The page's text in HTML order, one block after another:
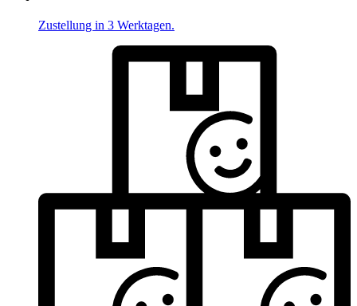
Zustellung in 3 Werktagen.